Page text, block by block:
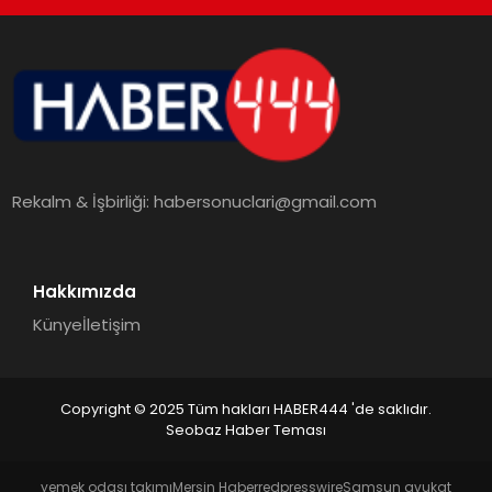
MAGAZIN
EGITIM
YAŞAM
Rekalm & İşbirliği:habersonuclari@gmail.com
Hakkımızda
Künyeİletişim
Copyright © 2025 Tüm hakları HABER444 'de saklıdır.
Seobaz Haber Teması
yemek odası takımıMersin HaberredpresswireSamsun avukat